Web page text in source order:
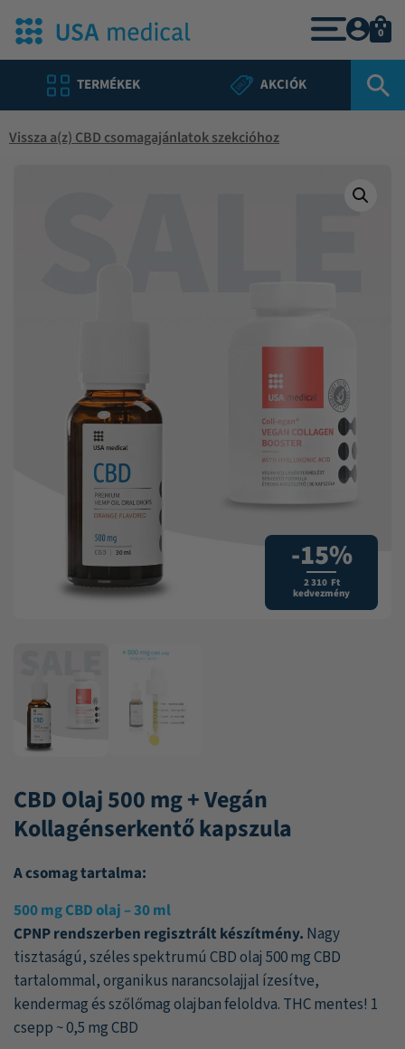
TERMÉKEK AKCIÓK
0
Vissza a(z) CBD csomagajánlatok szekcióhoz
-15%
2 310 Ft
kedvezmény
CBD Olaj 500 mg + Vegán
Kollagénserkentő kapszula
A csomag tartalma:
500 mg CBD olaj – 30 ml
CPNP rendszerben regisztrált készítmény. Nagy
tisztaságú, széles spektrumú CBD olaj 500 mg CBD
tartalommal, organikus narancsolajjal ízesítve,
kendermag és szőlőmag olajban feloldva. THC mentes! 1
csepp ~ 0,5 mg CBD